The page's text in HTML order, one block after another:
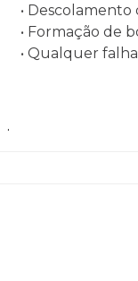
•
• Formação de
• Qualquer
.